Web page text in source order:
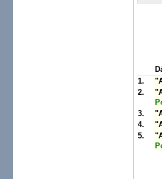
1.
2.
3.
4.
5.